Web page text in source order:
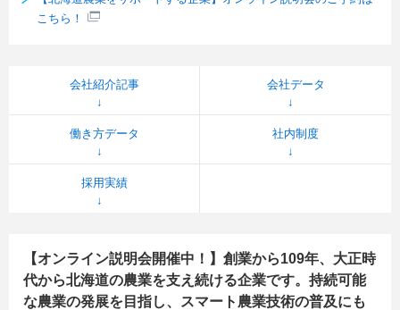
こちら！
会社紹介記事 会社データ
働き方データ 社内制度
採用実績
【オンライン説明会開催中！】創業から109年、大正時
代から北海道の農業を支え続ける企業です。持続可能
な農業の発展を目指し、スマート農業技術の普及にも